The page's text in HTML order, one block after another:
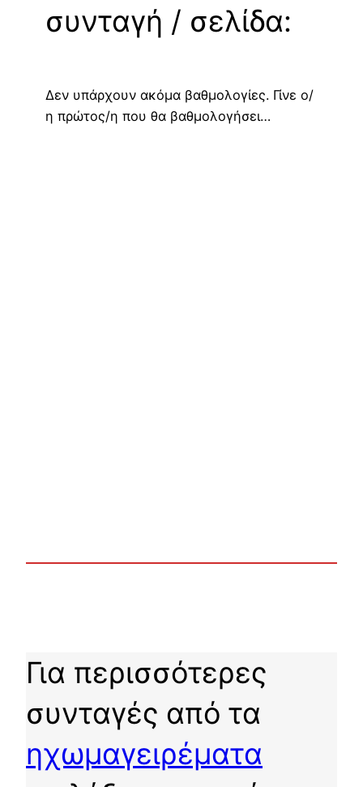
συνταγή / σελίδα:
Δεν υπάρχουν ακόμα βαθμολογίες. Γίνε ο/
η πρώτος/η που θα βαθμολογήσει…
Για περισσότερες
συνταγές από τα
ηχωμαγειρέματα